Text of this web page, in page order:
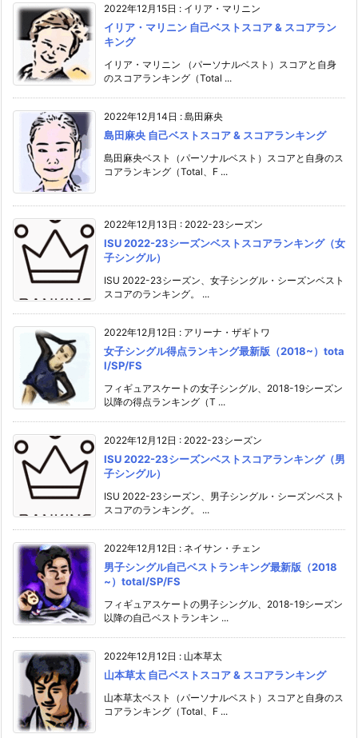
2022年12月15日 : イリア・マリニン
イリア・マリニン 自己ベストスコア & スコアラン
キング
イリア・マリニン （パーソナルベスト）スコアと自身
のスコアランキング（Total ...
2022年12月14日 : 島田麻央
島田麻央 自己ベストスコア & スコアランキング
島田麻央ベスト（パーソナルベスト）スコアと自身のス
コアランキング（Total、F ...
2022年12月13日 : 2022-23シーズン
ISU 2022-23シーズンベストスコアランキング（女
子シングル）
ISU 2022-23シーズン、女子シングル・シーズンベスト
スコアのランキング。 ...
2022年12月12日 : アリーナ・ザギトワ
女子シングル得点ランキング最新版（2018~）tota
l/SP/FS
フィギュアスケートの女子シングル、2018-19シーズン
以降の得点ランキング（T ...
2022年12月12日 : 2022-23シーズン
ISU 2022-23シーズンベストスコアランキング（男
子シングル）
ISU 2022-23シーズン、男子シングル・シーズンベスト
スコアのランキング。 ...
2022年12月12日 : ネイサン・チェン
男子シングル自己ベストランキング最新版（2018
~）total/SP/FS
フィギュアスケートの男子シングル、2018-19シーズン
以降の自己ベストランキン ...
2022年12月12日 : 山本草太
山本草太 自己ベストスコア & スコアランキング
山本草太ベスト（パーソナルベスト）スコアと自身のス
コアランキング（Total、F ...